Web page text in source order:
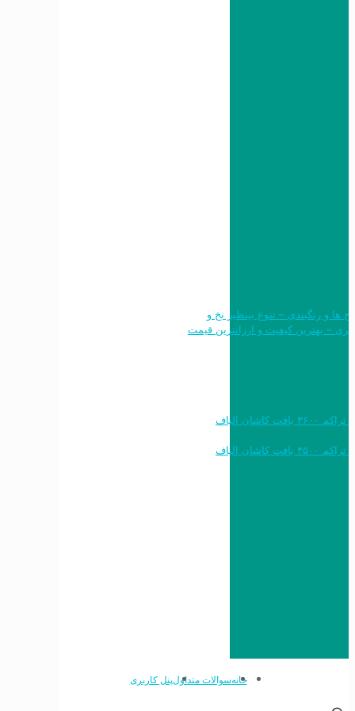
طرح ها و رنگبندی – تنوع بینظیر نخ و
خرید به قیمت فرش ماشینی ۱۲۰۰ شانه تراکم ۳۶۰۰ بافت کاشان الیاف
خرید به قیمت فرش ماشینی ۱۵۰۰ شانه تراکم ۴۵۰۰ بافت کاشان الیاف
خانهسوالات متداولپنل کاربری